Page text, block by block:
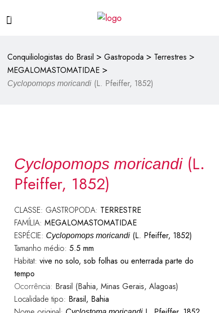
Conquiliologistas do Brasil > Gastropoda > Terrestres >
MEGALOMASTOMATIDAE >
Cyclopomops moricandi (L. Pfeiffer, 1852)
Cyclopomops moricandi(L.
Pfeiffer, 1852)
CLASSE: GASTROPODA: TERRESTRE
FAMÍLIA: MEGALOMASTOMATIDAE
ESPÉCIE: Cyclopomops moricandi(L. Pfeiffer, 1852)
Tamanho médio: 5.5 mm
Habitat: vive no solo, sob folhas ou enterrada parte do
tempo
Ocorrência: Brasil (Bahia, Minas Gerais, Alagoas)
Localidade tipo: Brasil, Bahia